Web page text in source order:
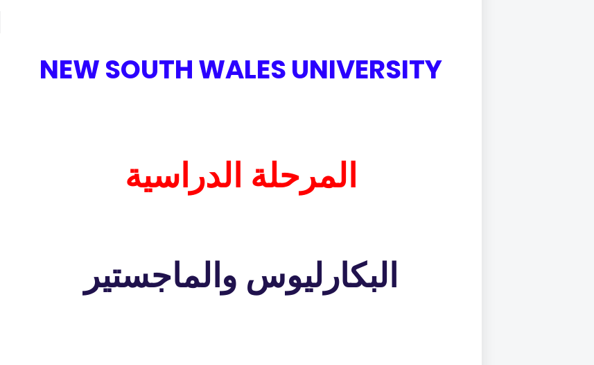
NEW SOUTH WALES UNIVERSITY
المرحلة الدراسية
البكارليوس والماجستير